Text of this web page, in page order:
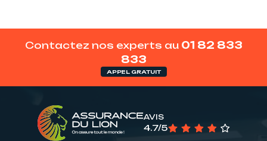
Contactez nos experts au 01 82 833
833
APPEL GRATUIT
AVIS
4.7/5